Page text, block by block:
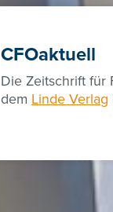
CFOaktuell
Die Zeitschrift für
dem Linde Verlag